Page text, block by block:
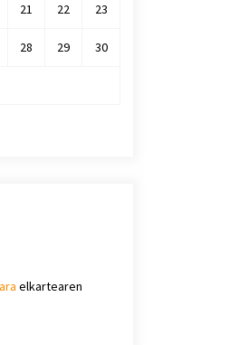
21 22 23
28 29 30
elkartearen